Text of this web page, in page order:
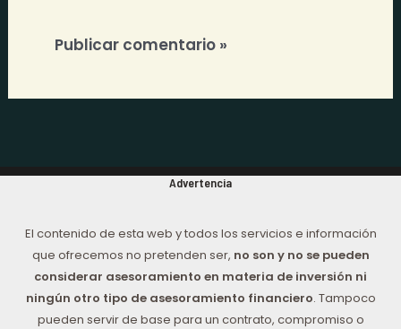
Advertencia
El contenido de esta web y todos los servicios e información
que ofrecemos no pretenden ser, no son y no se pueden
considerar asesoramiento en materia de inversión ni
ningún otro tipo de asesoramiento financiero. Tampoco
pueden servir de base para un contrato, compromiso o